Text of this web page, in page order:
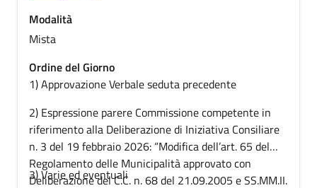
Modalità
Mista
Ordine del Giorno
1) Approvazione Verbale seduta precedente
2) Espressione parere Commissione competente in
riferimento alla Deliberazione di Iniziativa Consiliare
n. 3 del 19 febbraio 2026: “Modifica dell’art. 65 del
Regolamento delle Municipalità approvato con
Deliberazione del C.C. n. 68 del 21.09.2005 e SS.MM.II.
3) Varie ed eventuali